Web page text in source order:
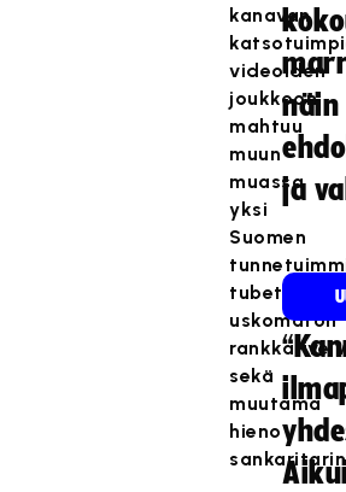
kanavan
videoiden
joukkoon
mahtuu
muun
muassa
yksi
Suomen
uskomaton
sekä
muutama
hieno
ja